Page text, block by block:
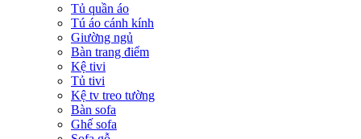
Tủ quần áo
Tú áo cánh kính
Giường ngủ
Bàn trang điểm
Kệ tivi
Tủ tivi
Kệ tv treo tường
Bàn sofa
Ghế sofa